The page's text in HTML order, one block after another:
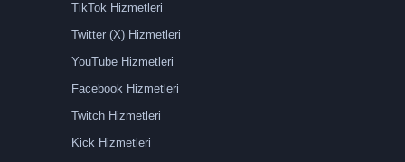
TikTok Hizmetleri
Twitter (X) Hizmetleri
YouTube Hizmetleri
Facebook Hizmetleri
Twitch Hizmetleri
Kick Hizmetleri